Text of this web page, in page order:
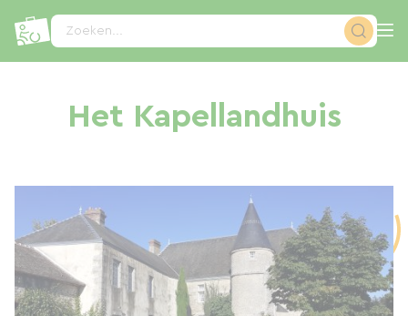
Zoeken...
Het Kapellandhuis
Cookies beheer paneel